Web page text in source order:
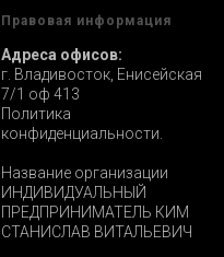
Правовая информация
Адреса офисов:
г. Владивосток, Енисейская
7/1 оф 413
Политика
конфиденциальности.
Название организации
ИНДИВИДУАЛЬНЫЙ
ПРЕДПРИНИМАТЕЛЬ КИМ
СТАНИСЛАВ ВИТАЛЬЕВИЧ